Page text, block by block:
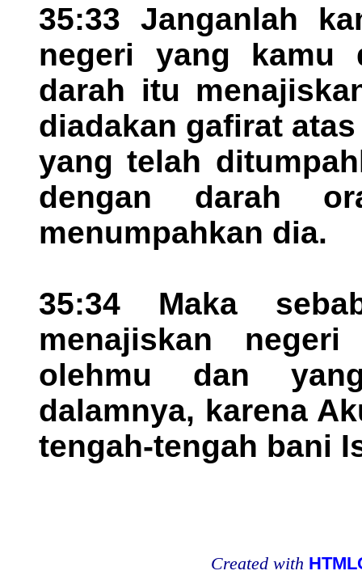
35:33 Janganlah
negeri yang kamu
darah itu
diadakan gafirat
yang telah
dengan darah
menumpahkan dia.
35:34 Maka
menajiskan
olehmu dan
dalamnya, karena
tengah-tengah bani
Created with